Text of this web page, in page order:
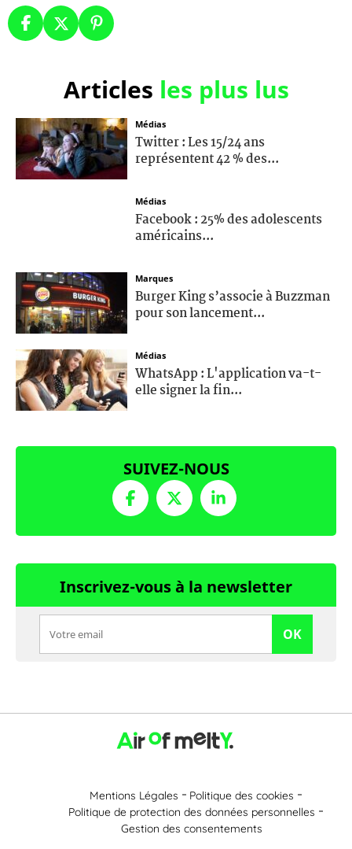
Articles les plus lus
Médias
Twitter : Les 15/24 ans
représentent 42 % des...
Médias
Facebook : 25% des adolescents
américains...
Marques
Burger King s’associe à Buzzman
pour son lancement...
Médias
WhatsApp : L'application va-t-
elle signer la fin...
SUIVEZ-NOUS
Inscrivez-vous à la newsletter
OK
Mentions Légales
Politique des cookies
Politique de protection des données personnelles
Gestion des consentements